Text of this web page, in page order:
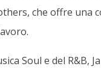
che offre una
Soul e del R&B,